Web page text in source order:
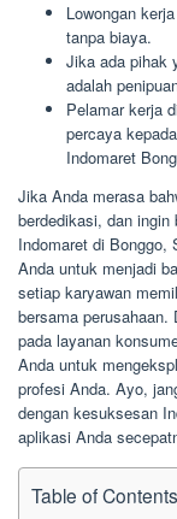
Lowongan
tanpa biaya.
Jika ada pihak
adalah
Pelamar kerja
percaya
Indomaret
Jika Anda merasa
berdedikasi, dan
Indomaret di Bonggo,
Anda untuk menjadi
setiap karyawan
bersama
pada layanan
Anda untuk
profesi Anda. Ayo,
dengan kesuksesan
aplikasi Anda
Table of Contents